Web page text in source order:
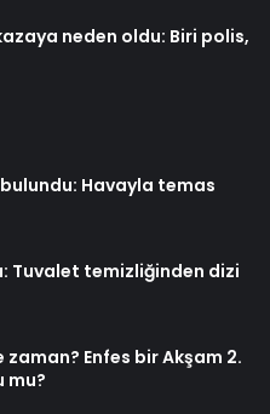
neden oldu: Biri polis,
Havayla temas
Tuvalet temizliğinden dizi
zaman? Enfes bir Akşam 2.
mu?